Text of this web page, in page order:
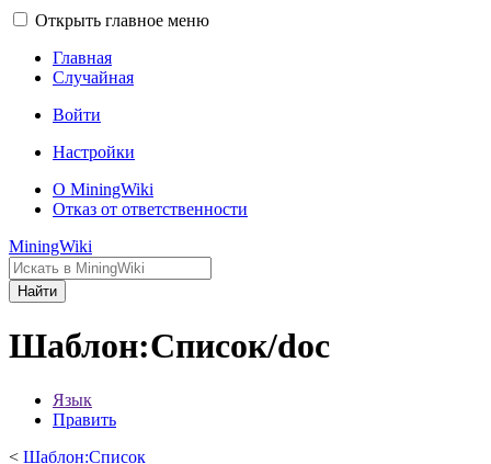
Открыть главное меню
Главная
Случайная
Войти
Настройки
О MiningWiki
Отказ от ответственности
MiningWiki
Найти
Шаблон:Список/doc
Язык
Править
< Шаблон:Список